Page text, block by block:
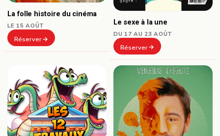
La folle histoire du cinéma
LE 15 AOÛT
Réserver
Le sexe à la une
DU 17 AU 23 AOÛT
Réserver